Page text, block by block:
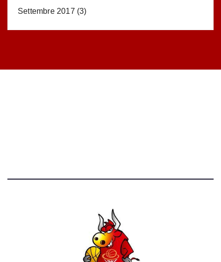
Settembre 2017 (3)